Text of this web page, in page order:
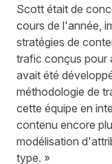
Scott était de
cours de l'année,
stratégies de
trafic conçus pour
avait été
méthodologie de
cette équipe en
contenu encore
modélisation
type. »